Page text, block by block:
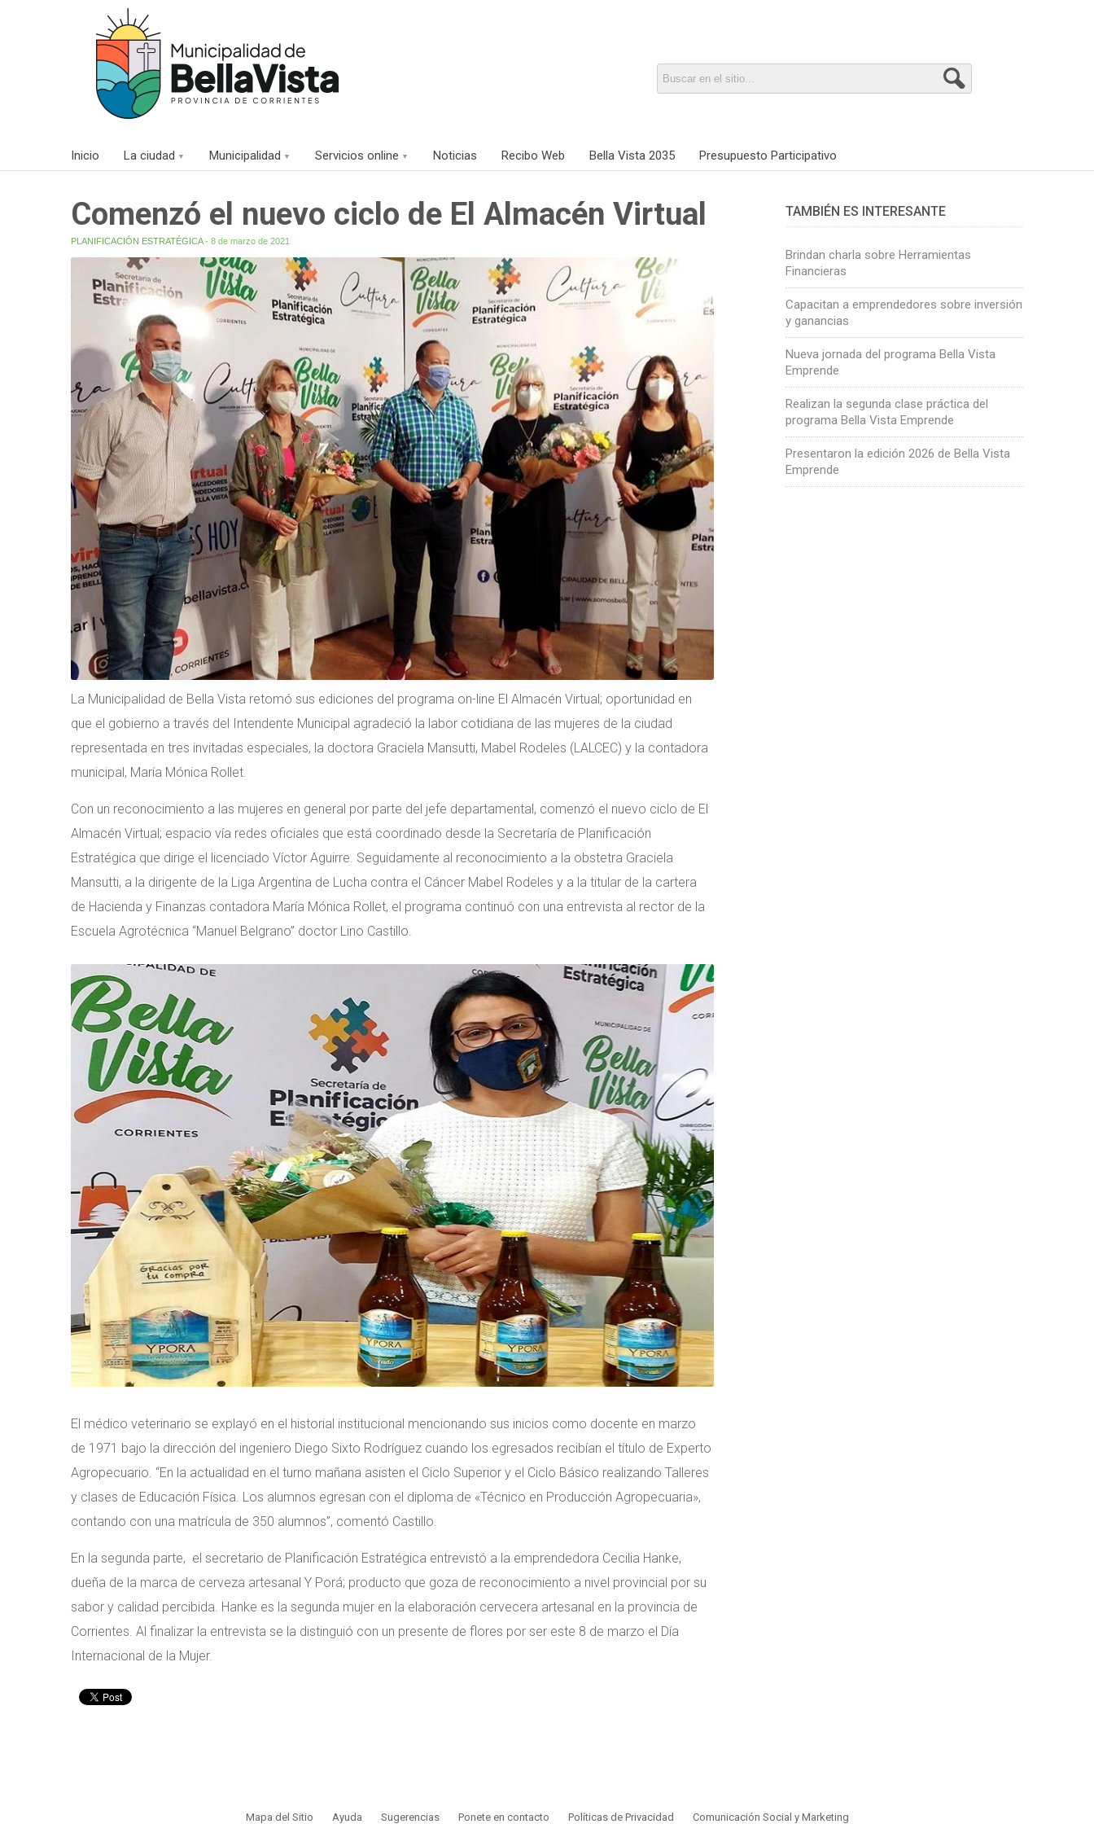
Inicio La ciudad Municipalidad Servicios online Noticias Recibo Web Bella Vista 2035 Presupuesto Participativo
Comenzó el nuevo ciclo de El Almacén Virtual
PLANIFICACIÓN ESTRATÉGICA- 8 de marzo de 2021
La Municipalidad de Bella Vista retomó sus ediciones del programa on-line El Almacén Virtual; oportunidad en
que el gobierno a través del Intendente Municipal agradeció la labor cotidiana de las mujeres de la ciudad
representada en tres invitadas especiales, la doctora Graciela Mansutti, Mabel Rodeles (LALCEC) y la contadora
municipal, María Mónica Rollet.
Con un reconocimiento a las mujeres en general por parte del jefe departamental, comenzó el nuevo ciclo de El
Almacén Virtual; espacio vía redes oficiales que está coordinado desde la Secretaría de Planificación
Estratégica que dirige el licenciado Víctor Aguirre. Seguidamente al reconocimiento a la obstetra Graciela
Mansutti, a la dirigente de la Liga Argentina de Lucha contra el Cáncer Mabel Rodeles y a la titular de la cartera
de Hacienda y Finanzas contadora María Mónica Rollet, el programa continuó con una entrevista al rector de la
Escuela Agrotécnica “Manuel Belgrano” doctor Lino Castillo.
El médico veterinario se explayó en el historial institucional mencionando sus inicios como docente en marzo
de 1971 bajo la dirección del ingeniero Diego Sixto Rodríguez cuando los egresados recibían el título de Experto
Agropecuario. “En la actualidad en el turno mañana asisten el Ciclo Superior y el Ciclo Básico realizando Talleres
y clases de Educación Física. Los alumnos egresan con el diploma de «Técnico en Producción Agropecuaria»,
contando con una matrícula de 350 alumnos”, comentó Castillo.
En la segunda parte, el secretario de Planificación Estratégica entrevistó a la emprendedora Cecilia Hanke,
dueña de la marca de cerveza artesanal Y Porá; producto que goza de reconocimiento a nivel provincial por su
sabor y calidad percibida. Hanke es la segunda mujer en la elaboración cervecera artesanal en la provincia de
Corrientes. Al finalizar la entrevista se la distinguió con un presente de flores por ser este 8 de marzo el Día
Internacional de la Mujer.
TAMBIÉN ES INTERESANTE
Brindan charla sobre Herramientas
Financieras
Capacitan a emprendedores sobre inversión
y ganancias
Nueva jornada del programa Bella Vista
Emprende
Realizan la segunda clase práctica del
programa Bella Vista Emprende
Presentaron la edición 2026 de Bella Vista
Emprende
Mapa del Sitio Ayuda Sugerencias Ponete en contacto Políticas de Privacidad Comunicación Social y Marketing